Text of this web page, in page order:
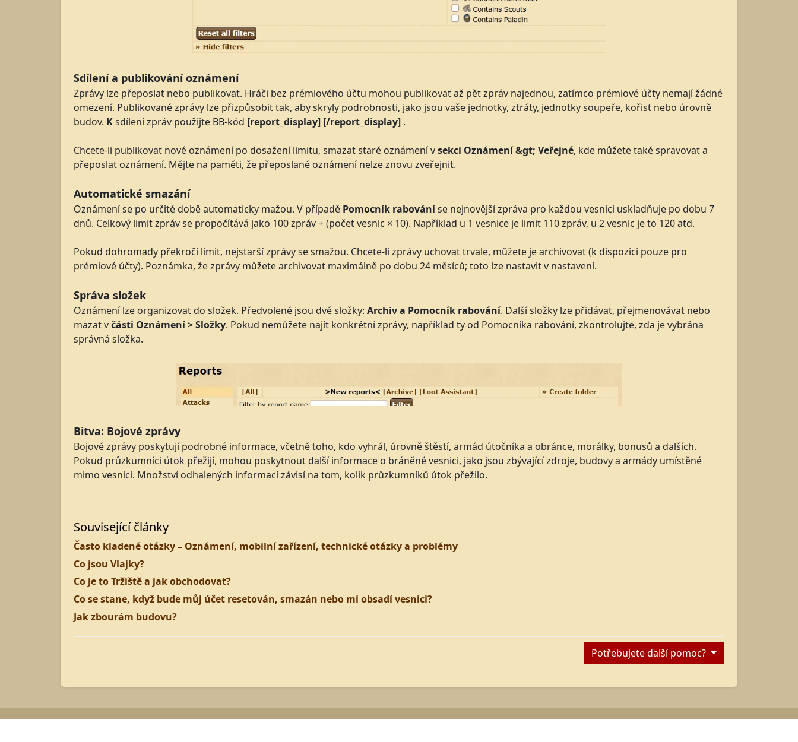
Sdílení a publikování oznámení
Zprávy lze přeposlat nebo publikovat. Hráči bez prémiového účtu mohou publikovat až pět zpráv najednou, zatímco prémiové účty nemají žádné
omezení. Publikované zprávy lze přizpůsobit tak, aby skryly podrobnosti, jako jsou vaše jednotky, ztráty, jednotky soupeře, kořist nebo úrovně
budov. Ksdílení zpráv použijte BB-kód [report_display] [/report_display] .
Chcete-li publikovat nové oznámení po dosažení limitu, smazat staré oznámení vsekci Oznámení &gt; Veřejné, kde můžete také spravovat a
přeposlat oznámení. Mějte na paměti, že přeposlané oznámení nelze znovu zveřejnit.
Automatické smazání
Oznámení se po určité době automaticky mažou. V případě Pomocník rabováníse nejnovější zpráva pro každou vesnici uskladňuje po dobu 7
dnů. Celkový limit zpráv se propočítává jako 100 zpráv + (počet vesnic × 10). Například u 1 vesnice je limit 110 zpráv, u 2 vesnic je to 120 atd.
Pokud dohromady překročí limit, nejstarší zprávy se smažou. Chcete-li zprávy uchovat trvale, můžete je archivovat (k dispozici pouze pro
prémiové účty). Poznámka, že zprávy můžete archivovat maximálně po dobu 24 měsíců; toto lze nastavit v nastavení.
Správa složek
Oznámení lze organizovat do složek. Předvolené jsou dvě složky: Archiv a Pomocník rabování. Další složky lze přidávat, přejmenovávat nebo
mazat včásti Oznámení > Složky. Pokud nemůžete najít konkrétní zprávy, například ty od Pomocníka rabování, zkontrolujte, zda je vybrána
správná složka.
Bitva: Bojové zprávy
Bojové zprávy poskytují podrobné informace, včetně toho, kdo vyhrál, úrovně štěstí, armád útočníka a obránce, morálky, bonusů a dalších.
Pokud průzkumníci útok přežijí, mohou poskytnout další informace o bráněné vesnici, jako jsou zbývající zdroje, budovy a armády umístěné
mimo vesnici. Množství odhalených informací závisí na tom, kolik průzkumníků útok přežilo.
Související články
Často kladené otázky – Oznámení, mobilní zařízení, technické otázky a problémy
Co jsou Vlajky?
Co je to Tržiště a jak obchodovat?
Co se stane, když bude můj účet resetován, smazán nebo mi obsadí vesnici?
Jak zbourám budovu?
Potřebujete další pomoc?